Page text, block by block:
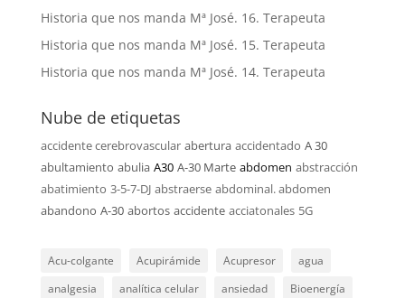
Historia que nos manda Mª José. 16. Terapeuta
Historia que nos manda Mª José. 15. Terapeuta
Historia que nos manda Mª José. 14. Terapeuta
Nube de etiquetas
accidente cerebrovascular abertura accidentado A 30
abultamiento abulia A30 A-30 Marte abdomen abstracción
abatimiento 3-5-7-DJ abstraerse abdominal. abdomen
abandono A-30 abortos accidente acciatonales 5G
Acu-colgante Acupirámide Acupresor
agua
analgesia
analítica celular ansiedad
Bioenergía